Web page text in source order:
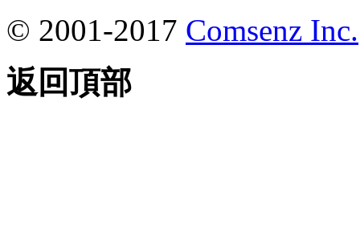
© 2001-2017 Comsenz Inc.
返回頂部